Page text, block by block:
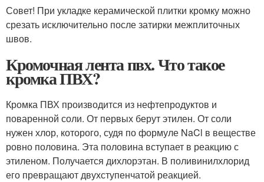
Совет! При укладке керамической плитки кромку можно
срезать исключительно после затирки межплиточных
швов.
Кромочная лента пвх. Что такое
кромка ПВХ?
Кромка ПВХ производится из нефтепродуктов и
поваренной соли. От первых берут этилен. От соли
нужен хлор, которого, судя по формуле NaCl в веществе
ровно половина. Эта половина вступает в реакцию с
этиленом. Получается дихлорэтан. В поливинилхлорид
его превращают двухступенчатой реакцией.